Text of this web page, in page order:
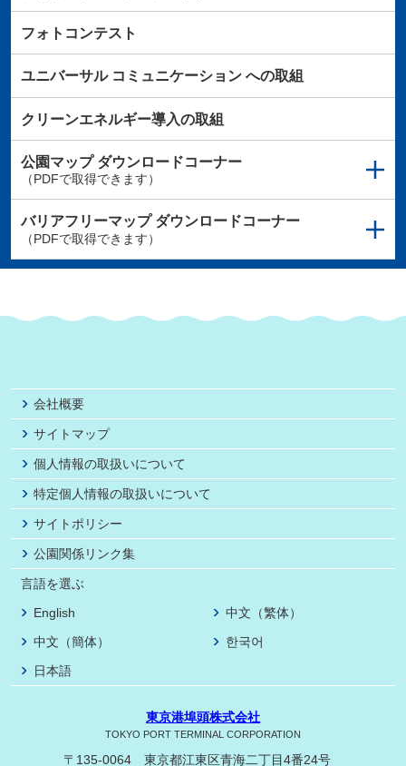
フォトコンテスト
ユニバーサルコミュニケーションへの取組
クリーンエネルギー導入の取組
公園マップダウンロードコーナー
（PDFで取得できます）
バリアフリーマップダウンロードコーナー
（PDFで取得できます）
会社概要
サイトマップ
個人情報の取扱いについて
特定個人情報の取扱いについて
サイトポリシー
公園関係リンク集
言語を選ぶ
English
中文（繁体）
中文（簡体）
한국어
日本語
東京港埠頭株式会社
TOKYO PORT TERMINAL CORPORATION
〒135-0064 東京都江東区青海二丁目4番24号